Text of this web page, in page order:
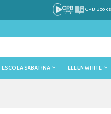
CPB Books
ESCOLA SABATINA ELLEN WHITE